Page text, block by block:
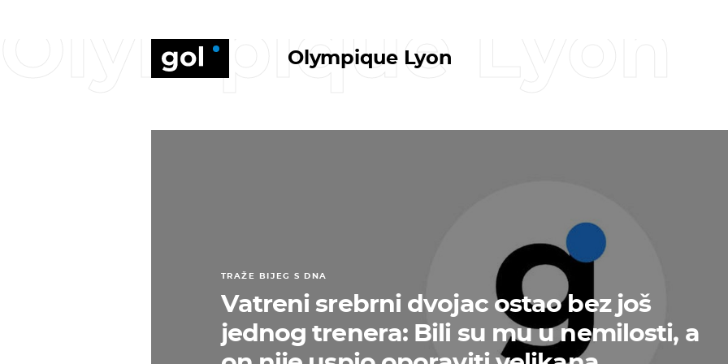
Olympique Lyon
Olympique Lyon
TRAŽE BIJEG S DNA
Vatreni srebrni dvojac ostao bez još
jednog trenera: Bili su mu u nemilosti, a